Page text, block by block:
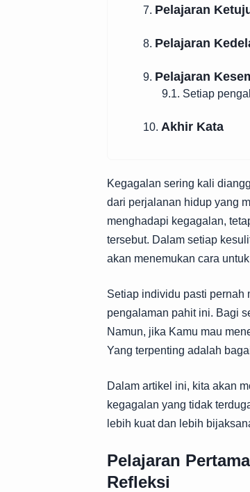
7. Pelajaran
8. Pelajaran
9. Pelajaran
9.1. Setiap
10. Akhir Kata
Kegagalan sering kali
dari perjalanan hidup yang
menghadapi kegagalan,
tersebut. Dalam setiap
akan menemukan cara
Setiap individu pasti pernah
pengalaman pahit ini. Bagi
Namun, jika Kamu mau
Yang terpenting adalah
Dalam artikel ini, kita akan
kegagalan yang tidak
lebih kuat dan lebih
Pelajaran
Refleksi